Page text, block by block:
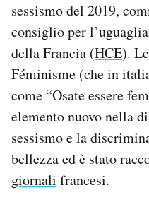
sessismo del 2019,
consiglio per
della Francia (HCE).
Féminisme (che in
come “Osate essere
elemento nuovo nella
sessismo e la
bellezza ed è stato
giornali francesi.